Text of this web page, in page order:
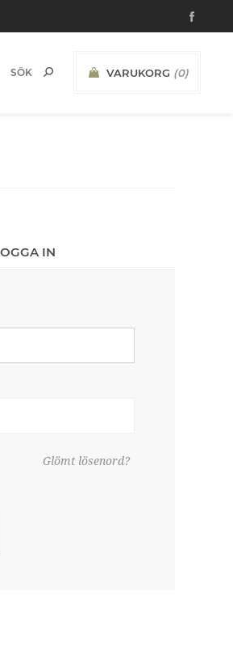
VARUKORG (0)
IN
Glömt lösenord?